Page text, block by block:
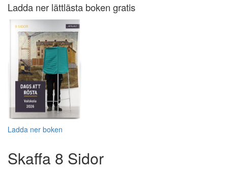
Ladda ner lättlästa boken gratis
Ladda ner boken
Skaffa 8 Sidor